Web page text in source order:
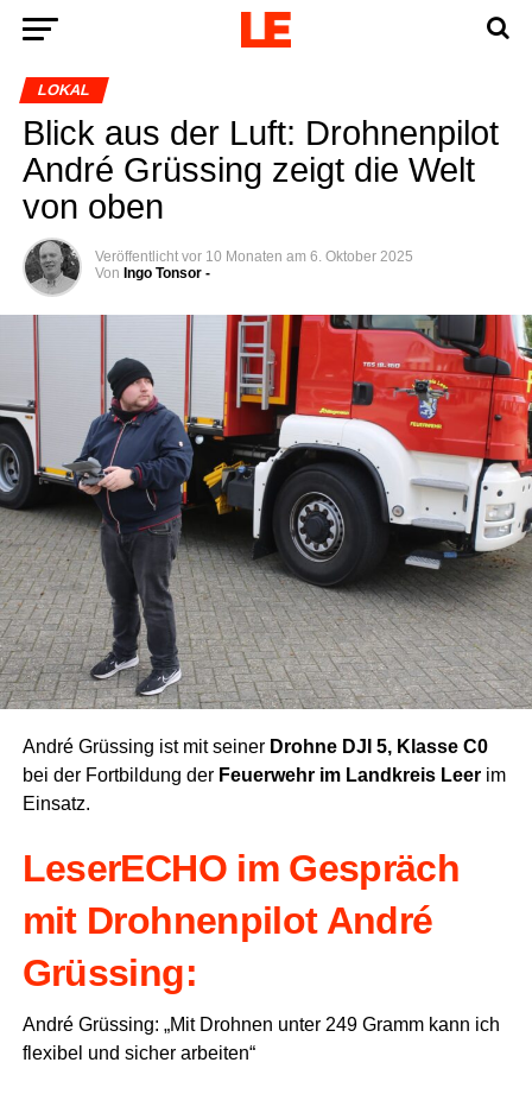
LOKAL
Blick aus der Luft: Droh­nen­pi­lot
André Grüs­sing zeigt die Welt
von oben
Veröffentlicht vor 10 Monaten am 6. Oktober 2025
Von Ingo Tonsor -
André Grüs­sing ist mit sei­ner Droh­ne DJI 5, Klas­se C0
bei der Fort­bil­dung der Feu­er­wehr im Land­kreis Leerim
Einsatz.
Lese­r­ECHO im Gespräch
mit Droh­nen­pi­lot André
Grüssing:
André Grüs­sing: „Mit Droh­nen unter 249 Gramm kann ich
fle­xi­bel und sicher arbeiten“